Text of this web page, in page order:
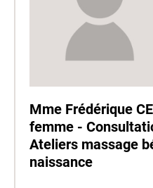
Mme Frédérique
femme -
Ateliers massage
naissance